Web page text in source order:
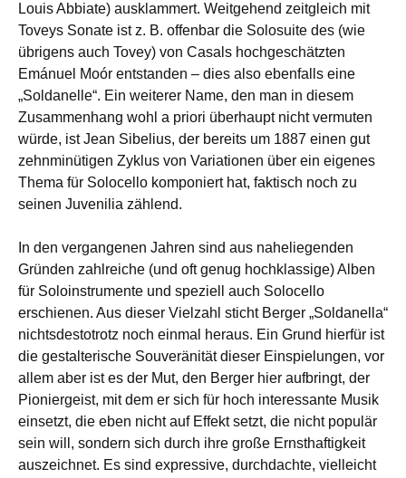
Louis Abbiate) ausklammert. Weitgehend zeitgleich mit
Toveys Sonate ist z. B. offenbar die Solosuite des (wie
übrigens auch Tovey) von Casals hochgeschätzten
Emánuel Moór entstanden – dies also ebenfalls eine
„Soldanelle“. Ein weiterer Name, den man in diesem
Zusammenhang wohl a priori überhaupt nicht vermuten
würde, ist Jean Sibelius, der bereits um 1887 einen gut
zehnminütigen Zyklus von Variationen über ein eigenes
Thema für Solocello komponiert hat, faktisch noch zu
seinen Juvenilia zählend.
In den vergangenen Jahren sind aus naheliegenden
Gründen zahlreiche (und oft genug hochklassige) Alben
für Soloinstrumente und speziell auch Solocello
erschienen. Aus dieser Vielzahl sticht Berger „Soldanella“
nichtsdestotrotz noch einmal heraus. Ein Grund hierfür ist
die gestalterische Souveränität dieser Einspielungen, vor
allem aber ist es der Mut, den Berger hier aufbringt, der
Pioniergeist, mit dem er sich für hoch interessante Musik
einsetzt, die eben nicht auf Effekt setzt, die nicht populär
sein will, sondern sich durch ihre große Ernsthaftigkeit
auszeichnet. Es sind expressive, durchdachte, vielleicht